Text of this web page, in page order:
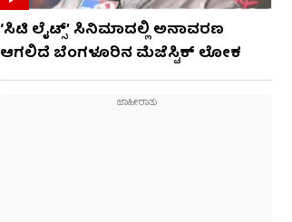
‘ಸಿಟಿ ಲೈಟ್ಸ್’ ಸಿನಿಮಾದಲ್ಲಿ ಅನಾವರಣ
ಆಗಲಿದೆ ಬೆಂಗಳೂರಿನ ಮೆಜೆಸ್ಟಿಕ್ ಲೋಕ